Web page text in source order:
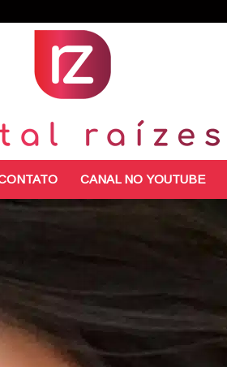
Raízes
CANAL NO YOUTUBE